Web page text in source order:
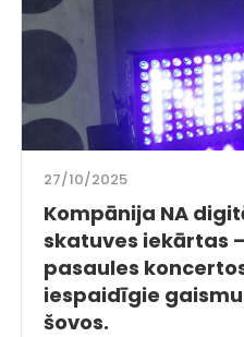
27/10/2025
Kompānija NA
skatuves iekārtas
pasaules
iespaidīgie
šovos.